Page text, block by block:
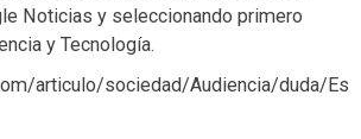
Noticias y seleccionando primero
y Tecnología.
articulo/sociedad/Audiencia/duda/